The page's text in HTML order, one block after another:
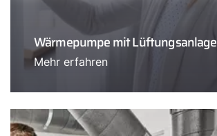
Wärmepumpe mit Lüftungsanlage
Mehr erfahren